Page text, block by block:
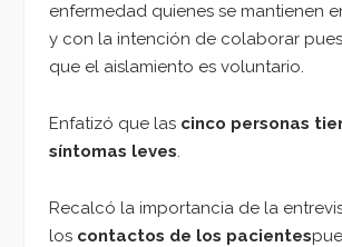
enfermedad quienes se mantienen
y con la intención de colaborar
que el aislamiento es voluntario.
Enfatizó que las cinco personas
síntomas leves.
Recalcó la importancia de la
los contactos de los pacientes